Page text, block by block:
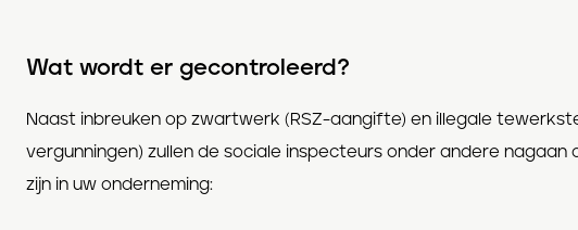
Wat wordt er gecontroleerd?
Naast inbreuken op zwartwerk (RSZ-aangifte) en illegale
vergunningen) zullen de sociale inspecteurs onder andere nagaan
zijn in uw onderneming: